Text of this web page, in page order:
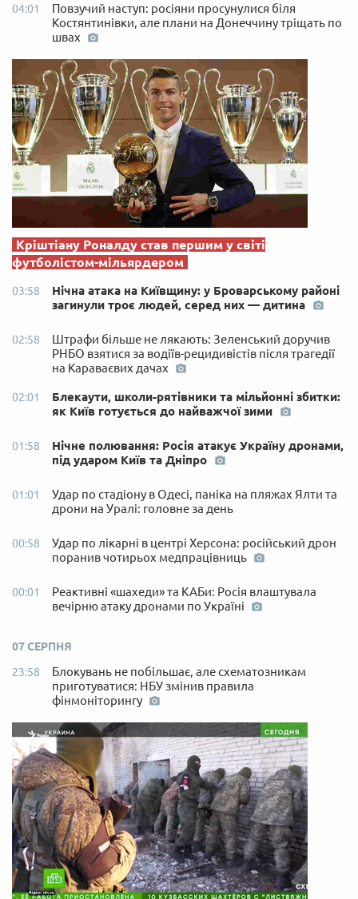
04:01
Повзучий наступ: росіяни просунулися біля
Костянтинівки, але плани на Донеччину тріщать по
швах
Кріштіану Роналду став першим у світі
футболістом-мільярдером
03:58
Нічна атака на Київщину: у Броварському районі
загинули троє людей, серед них — дитина
02:58
Штрафи більше не лякають: Зеленський доручив
РНБО взятися за водіїв-рецидивістів після трагедії
на Караваєвих дачах
02:01
Блекаути, школи-рятівники та мільйонні збитки:
як Київ готується до найважчої зими
01:58
Нічне полювання: Росія атакує Україну дронами,
під ударом Київ та Дніпро
01:01
Удар по стадіону в Одесі, паніка на пляжах Ялти та
дрони на Уралі: головне за день
00:58
Удар по лікарні в центрі Херсона: російський дрон
поранив чотирьох медпрацівниць
00:01
Реактивні «шахеди» та КАБи: Росія влаштувала
вечірню атаку дронами по Україні
07 СЕРПНЯ
23:58
Блокувань не побільшає, але схематозникам
приготуватися: НБУ змінив правила
фінмоніторингу